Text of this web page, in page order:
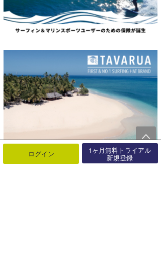
ログイン 1ヶ月無料トライアル
新規登録